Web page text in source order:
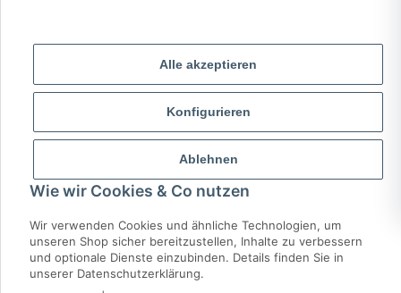
Alle akzeptieren
Konfigurieren
Ablehnen
Wie wir Cookies & Co nutzen
Wir verwenden Cookies und ähnliche Technologien, um
unseren Shop sicher bereitzustellen, Inhalte zu verbessern
und optionale Dienste einzubinden. Details finden Sie in
unserer Datenschutzerklärung.
Überweisung
© 2026 MCTRADE24. Alle Rechte vorbehalten.
Powered byMD IT Solutions